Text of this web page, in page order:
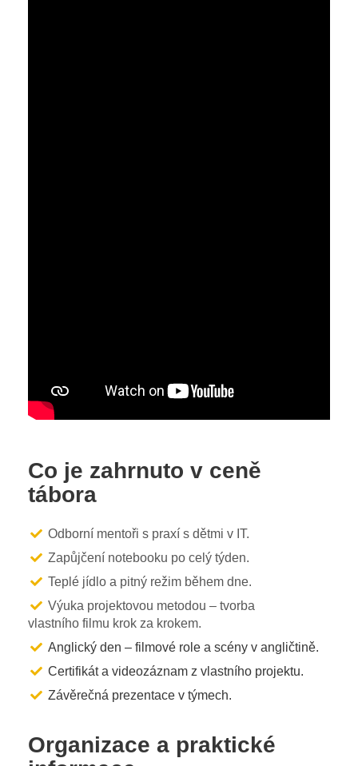
Co je zahrnuto v ceně
tábora
Odborní mentoři s praxí s dětmi v IT.
Zapůjčení notebooku po celý týden.
Teplé jídlo a pitný režim během dne.
Výuka projektovou metodou – tvorba
vlastního filmu krok za krokem.
Anglický den – filmové role a scény v angličtině.
Certifikát a videozáznam z vlastního projektu.
Závěrečná prezentace v týmech.
Organizace a praktické